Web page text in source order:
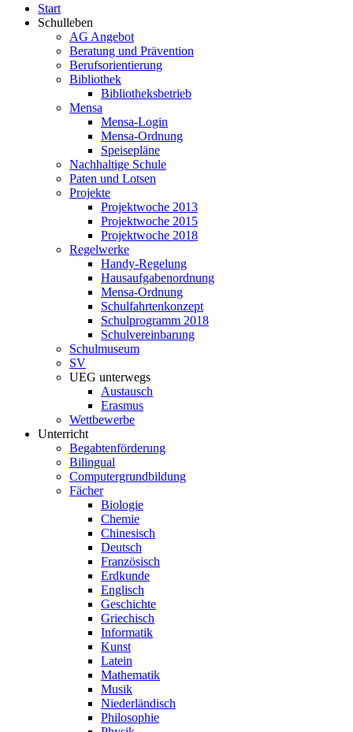
Start
Schulleben
AG Angebot
Beratung und Prävention
Berufsorientierung
Bibliothek
Bibliotheksbetrieb
Mensa
Mensa-Login
Mensa-Ordnung
Speisepläne
Nachhaltige Schule
Paten und Lotsen
Projekte
Projektwoche 2013
Projektwoche 2015
Projektwoche 2018
Regelwerke
Handy-Regelung
Hausaufgabenordnung
Mensa-Ordnung
Schulfahrtenkonzept
Schulprogramm 2018
Schulvereinbarung
Schulmuseum
SV
UEG unterwegs
Austausch
Erasmus
Wettbewerbe
Unterricht
Begabtenförderung
Bilingual
Computergrundbildung
Fächer
Biologie
Chemie
Chinesisch
Deutsch
Französisch
Erdkunde
Englisch
Geschichte
Griechisch
Informatik
Kunst
Latein
Mathematik
Musik
Niederländisch
Philosophie